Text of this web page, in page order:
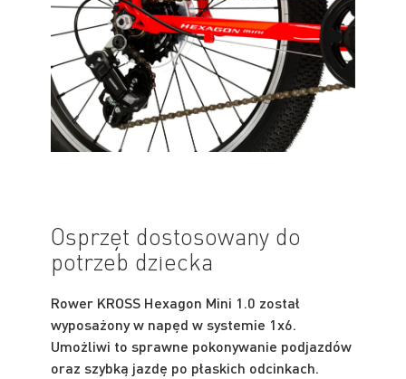
Osprzęt dostosowany do
potrzeb dziecka
Rower KROSS Hexagon Mini 1.0 został
wyposażony w napęd w systemie 1x6.
Umożliwi to sprawne pokonywanie podjazdów
oraz szybką jazdę po płaskich odcinkach.